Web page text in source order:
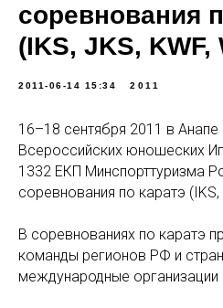
соревнования
(IKS, JKS, KWF,
2011-06-14 15:34 2011
16–18 сентября 2011 в
Всероссийских юношеских
1332 ЕКП Минспорттуризма
соревнования по каратэ (IKS,
В соревнованиях по каратэ
команды регионов РФ и
международные организации